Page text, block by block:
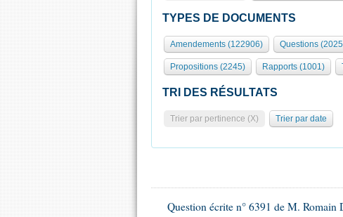
TYPES DE DOCUMENTS
Amendements (122906) Questions
Propositions (2245) Rapports (1001)
TRI DES RÉSULTATS
Trier par pertinence (X) Trier par date
Question écrite n° 6391 de M. Romain